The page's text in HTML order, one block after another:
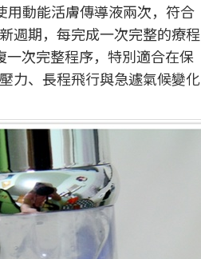
用動能活膚傳導液兩次，符合
週期，每完成一次完整的療程
次完整程序，特別適合在保
力、長程飛行與急遽氣候變化